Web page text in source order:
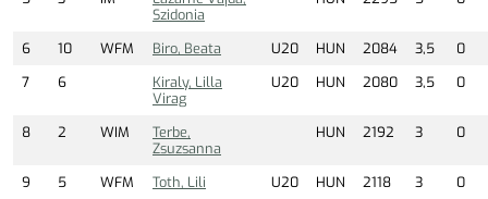
Szidonia
6 10 WFM Biro, Beata U20 HUN 2084 3,5
0
7
6
Kiraly, Lilla
Virag
U20 HUN 2080 3,5 0
8 2 WIM
Terbe,
Zsuzsanna
HUN 2192 3 0
9 5 WFM Toth, Lili U20 HUN 2118 3
0